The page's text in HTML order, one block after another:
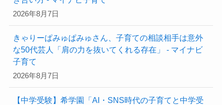
2026年8月7日
きゃりーぱみゅぱみゅさん、子育ての相談相手は意外
な50代芸人「肩の力を抜いてくれる存在」 - マイナビ
子育て
2026年8月7日
【中学受験】希学園「AI・SNS時代の子育てと中学受